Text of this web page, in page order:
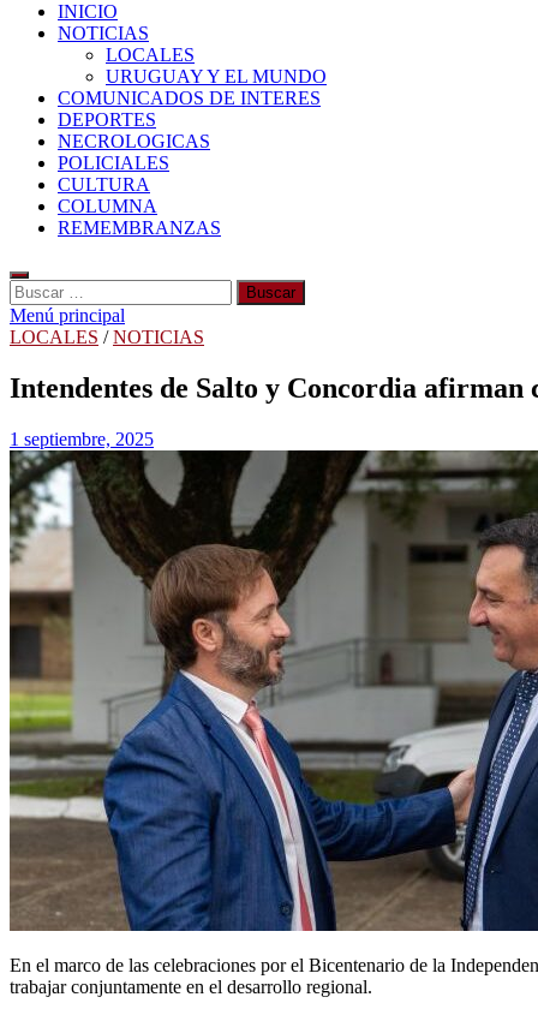
INICIO
NOTICIAS
LOCALES
URUGUAY Y EL MUNDO
COMUNICADOS DE INTERES
DEPORTES
NECROLOGICAS
POLICIALES
CULTURA
COLUMNA
REMEMBRANZAS
Buscar:
Menú principal
LOCALES /NOTICIAS
Intendentes de Salto y Concordia
1 septiembre, 2025
En el marco de las celebraciones por el Bicentenario de la
trabajar conjuntamente en el desarrollo regional.